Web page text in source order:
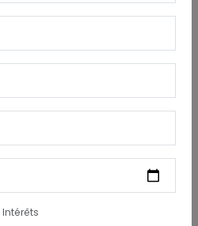
personnalisation simple
mariage, un souvenir ou un
souhaitez le voir brodésur le
garantit un produit durable,
Intérêts